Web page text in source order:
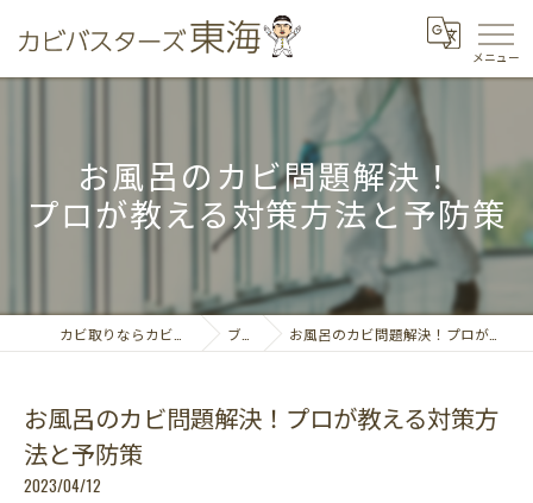
お風呂のカビ問題解決！
プロが教える対策方法と予防策
ブログ お風呂のカビ問題解決！プロが教える対策方法と予防策
お風呂のカビ問題解決！プロが教える対策方
法と予防策
2023/04/12